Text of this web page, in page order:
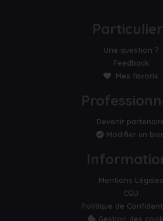
Une question ?
Feedback
Mes favoris
Devenir
Modifier un
Mentions Légales
CGU
Politique de
Gestion des